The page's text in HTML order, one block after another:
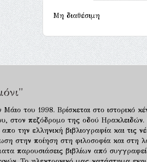
Μη διαθέσιμη
του 1998. Βρίσκεται στο ιστορικό
στον πεζόδρομο της οδού Ηρακλειδών.
την ελληνική βιβλιογραφία και τις
στην ποίηση στη φιλοσοφία και στη
παρουσιάσεις βιβλίων από